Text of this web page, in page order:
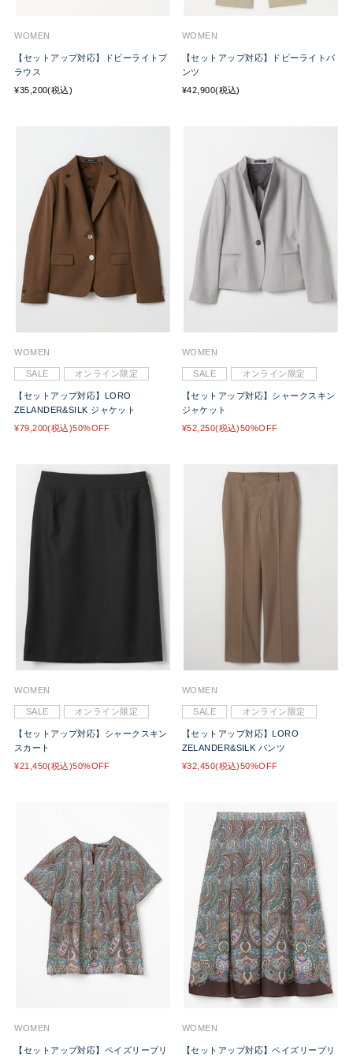
WOMEN
【セットアップ対応】ドビーライトブ
ラウス
¥35,200(税込)
WOMEN
【セットアップ対応】ドビーライトパ
ンツ
¥42,900(税込)
WOMEN
SALE オンライン限定
【セットアップ対応】LORO
ZELANDER&SILK ジャケット
¥79,200(税込)50%OFF
WOMEN
SALE オンライン限定
【セットアップ対応】シャークスキン
ジャケット
¥52,250(税込)50%OFF
WOMEN
SALE オンライン限定
【セットアップ対応】シャークスキン
スカート
¥21,450(税込)50%OFF
WOMEN
SALE オンライン限定
【セットアップ対応】LORO
ZELANDER&SILK パンツ
¥32,450(税込)50%OFF
WOMEN
【セットアップ対応】ペイズリープリ
WOMEN
【セットアップ対応】ペイズリープリ